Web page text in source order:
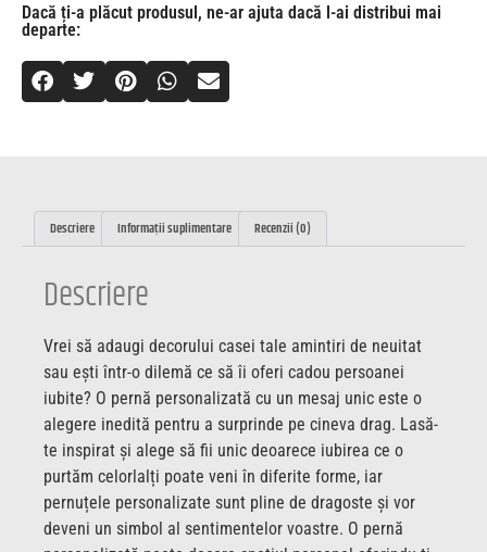
Dacă ți-a plăcut produsul, ne-ar ajuta dacă l-ai distribui mai
departe:
Descriere Informații suplimentare Recenzii (0)
Descriere
Vrei să adaugi decorului casei tale amintiri de neuitat
sau ești într-o dilemă ce să îi oferi cadou persoanei
iubite? O pernă personalizată cu un mesaj unic este o
alegere inedită pentru a surprinde pe cineva drag. Lasă-
te inspirat și alege să fii unic deoarece iubirea ce o
purtăm celorlalți poate veni în diferite forme, iar
pernuțele personalizate sunt pline de dragoste și vor
deveni un simbol al sentimentelor voastre. O pernă